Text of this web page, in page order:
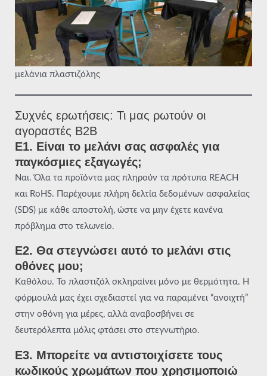
μελάνια πλαστιζόλης
Συχνές ερωτήσεις: Τι μας ρωτούν οι
αγοραστές B2B
Ε1. Είναι το μελάνι σας ασφαλές για
παγκόσμιες εξαγωγές;
Ναι. Όλα τα προϊόντα μας πληρούν τα πρότυπα REACH
και RoHS. Παρέχουμε πλήρη δελτία δεδομένων ασφαλείας
(SDS) με κάθε αποστολή, ώστε να μην έχετε κανένα
πρόβλημα στο τελωνείο.
Ε2. Θα στεγνώσει αυτό το μελάνι στις
οθόνες μου;
Καθόλου. Το πλαστιζόλ σκληραίνει μόνο με θερμότητα. Η
φόρμουλά μας έχει σχεδιαστεί για να παραμένει “ανοιχτή”
στην οθόνη για μέρες, αλλά αναβοσβήνει σε
δευτερόλεπτα μόλις φτάσει στο στεγνωτήριο.
Ε3. Μπορείτε να αντιστοιχίσετε τους
κωδικούς χρωμάτων που χρησιμοποιώ